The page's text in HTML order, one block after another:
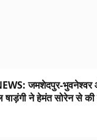
जमशेदपुर-भुवनेश्वर
ने हेमंत सोरेन से की